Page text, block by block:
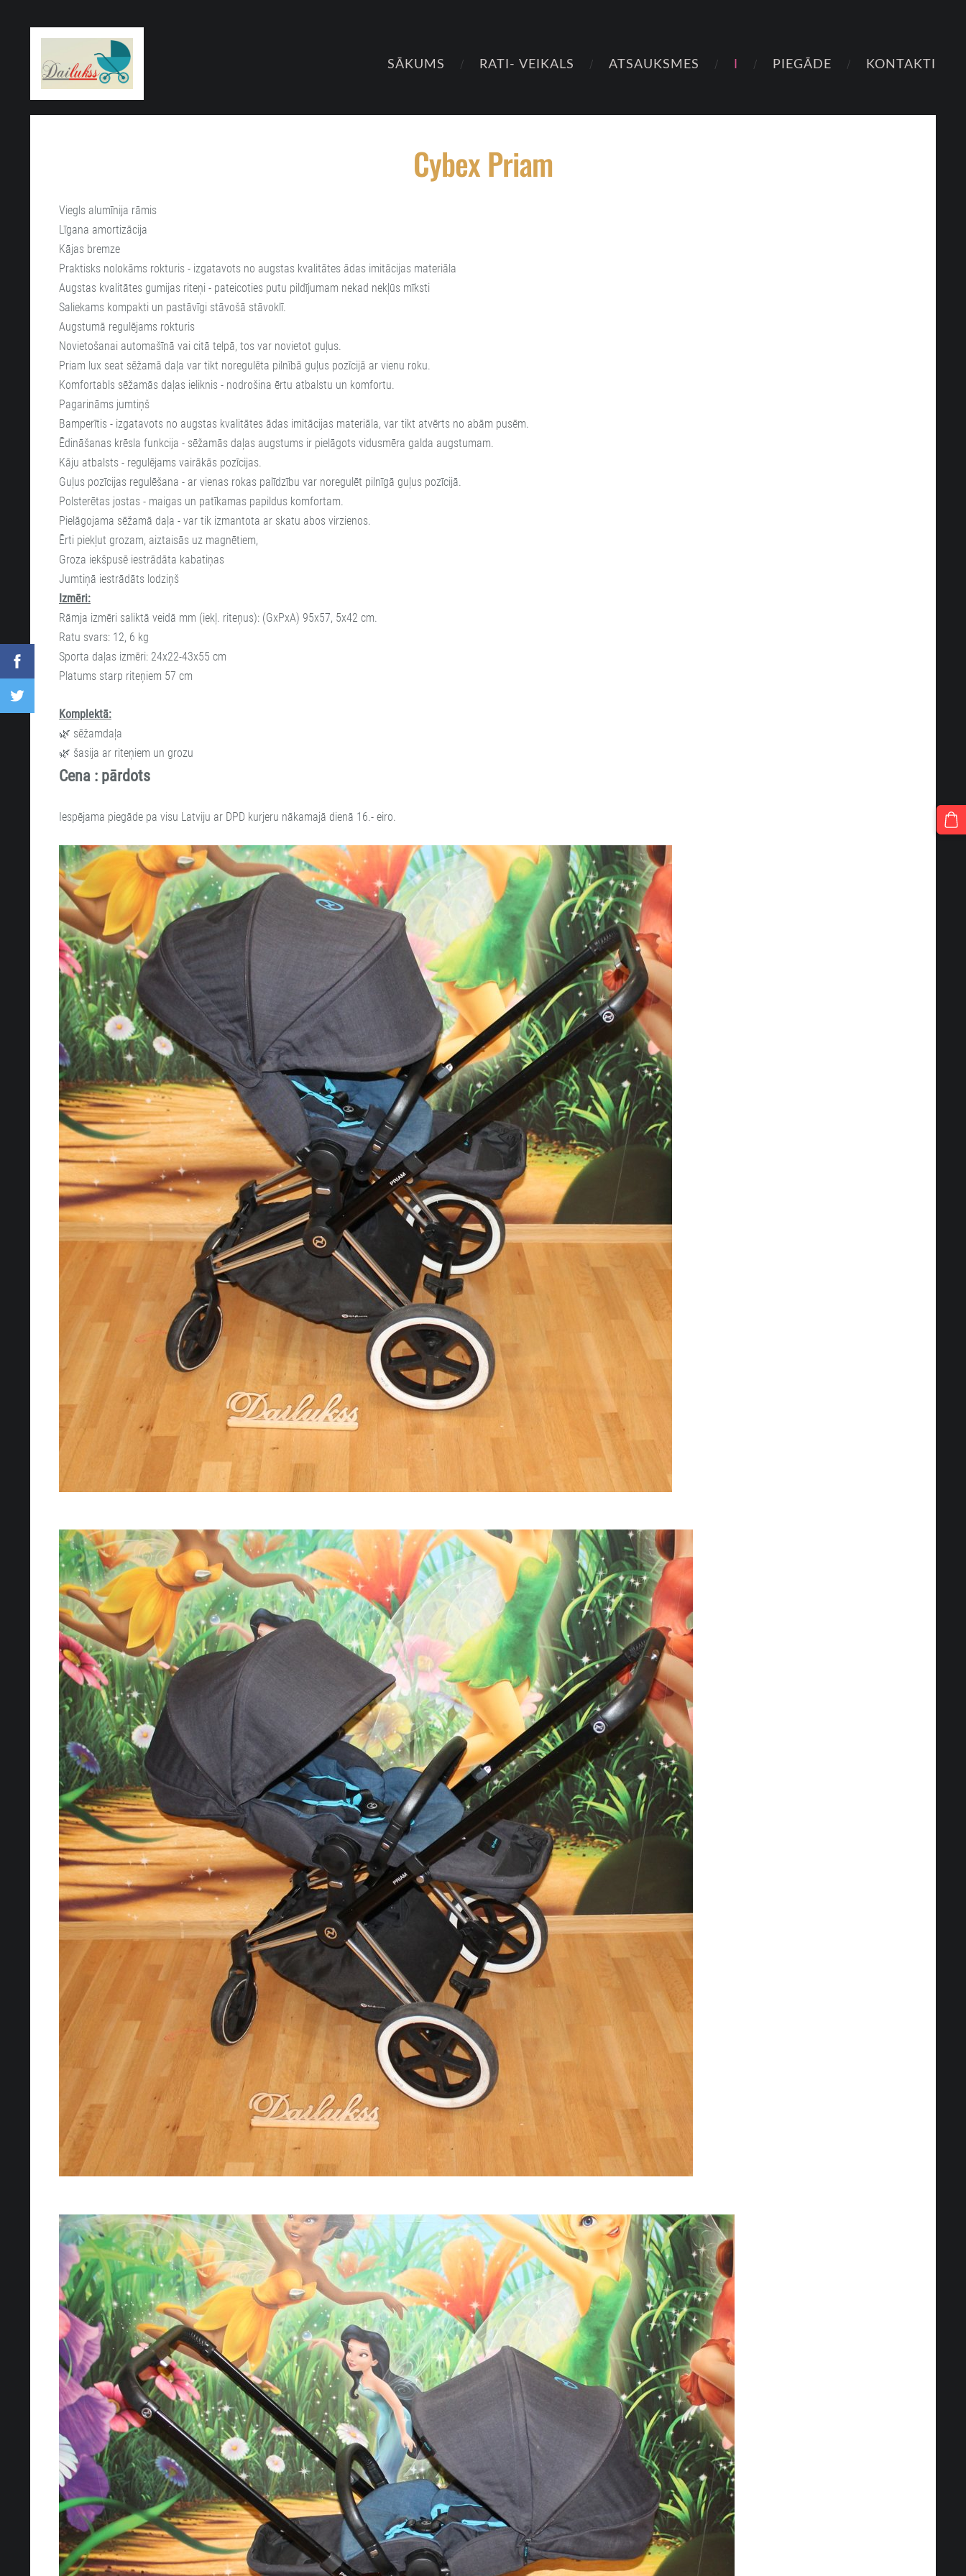
SĀKUMS RATI- VEIKALS ATSAUKSMES I PIEGĀDE KONTAKTI
Cybex Priam
Viegls alumīnija rāmis
Līgana amortizācija
Kājas bremze
Praktisks nolokāms rokturis - izgatavots no augstas kvalitātes ādas imitācijas materiāla
Augstas kvalitātes gumijas riteņi - pateicoties putu pildījumam nekad nekļūs mīksti
Saliekams kompakti un pastāvīgi stāvošā stāvoklī.
Augstumā regulējams rokturis
Novietošanai automašīnā vai citā telpā, tos var novietot guļus.
Priam lux seat sēžamā daļa var tikt noregulēta pilnībā guļus pozīcijā ar vienu roku.
Komfortabls sēžamās daļas ieliknis - nodrošina ērtu atbalstu un komfortu.
Pagarināms jumtiņš
Bamperītis - izgatavots no augstas kvalitātes ādas imitācijas materiāla, var tikt atvērts no abām pusēm.
Ēdināšanas krēsla funkcija - sēžamās daļas augstums ir pielāgots vidusmēra galda augstumam.
Kāju atbalsts - regulējams vairākās pozīcijas.
Guļus pozīcijas regulēšana - ar vienas rokas palīdzību var noregulēt pilnīgā guļus pozīcijā.
Polsterētas jostas - maigas un patīkamas papildus komfortam.
Pielāgojama sēžamā daļa - var tik izmantota ar skatu abos virzienos.
Ērti piekļut grozam, aiztaisās uz magnētiem,
Groza iekšpusē iestrādāta kabatiņas
Jumtiņā iestrādāts lodziņš
Izmēri:
Rāmja izmēri saliktā veidā mm (iekļ. riteņus): (GxPxA) 95x57, 5x42 cm.
Ratu svars: 12, 6 kg
Sporta daļas izmēri: 24х22-43х55 cm
Platums starp riteņiem 57 cm
Komplektā:
🌿 sēžamdaļa
🌿 šasija ar riteņiem un grozu
Cena : pārdots
Iespējama piegāde pa visu Latviju ar DPD kurjeru nākamajā dienā 16.- eiro.